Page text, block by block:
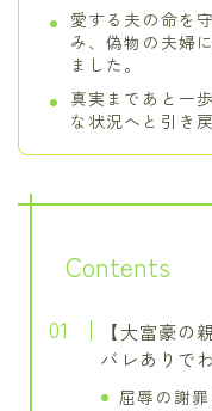
愛する夫の命を
み、偽物の夫婦
ました。
真実まであと一
な状況へと引き
Contents
【大富豪の
バレありで
屈辱の謝